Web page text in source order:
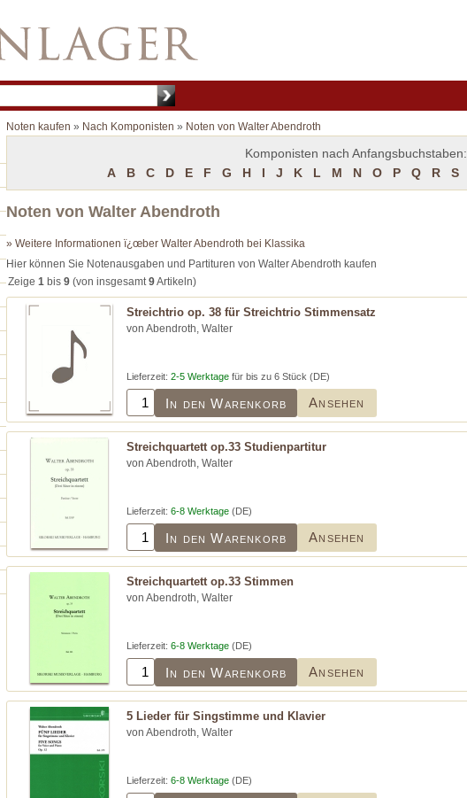
Noten kaufen » Nach Komponisten » Noten von Walter Abendroth
Komponisten nach Anfangsbuchstaben:
A
B C D E F G H I J K L M N O P Q R S
Noten von Walter Abendroth
» Weitere Informationen ï¿œber Walter Abendroth bei Klassika
Hier können Sie Notenausgaben und Partituren von Walter Abendroth kaufen
Zeige 1 bis 9 (von insgesamt9Artikeln)
Streichtrio op. 38 für Streichtrio Stimmensatz
von Abendroth, Walter
Lieferzeit: 2-5 Werktage für bis zu 6 Stück (DE)
In den Warenkorb Ansehen
Streichquartett op.33 Studienpartitur
von Abendroth, Walter
Lieferzeit: 6-8 Werktage (DE)
In den Warenkorb Ansehen
Streichquartett op.33 Stimmen
von Abendroth, Walter
Lieferzeit: 6-8 Werktage (DE)
In den Warenkorb Ansehen
5 Lieder für Singstimme und Klavier
von Abendroth, Walter
Lieferzeit: 6-8 Werktage (DE)